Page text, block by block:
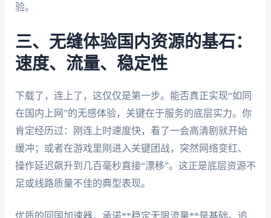
验。
三、无缝体验国内资源的基石：
速度、流量、稳定性
下载了，连上了，这仅仅是第一步。能否真正实现“如同
在国内上网”的无感体验，关键在于服务的底层实力。你
肯定经历过：刚连上时速度快，看了一会高清剧就开始
缓冲；或者在游戏里刚进入关键团战，突然网络变红、
操作延迟飙升到几百毫秒直接“漂移”。这正是底层资源不
足或线路质量不佳的典型表现。